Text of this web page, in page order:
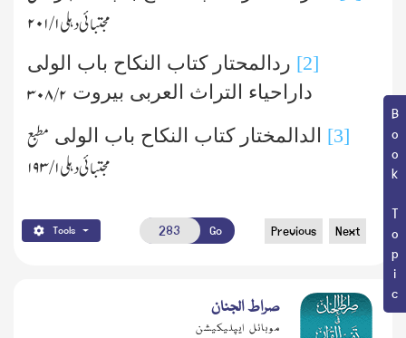
Book Topic
مجتبائی دہلی۱ /۲۰۱
[2] ردالمحتار کتاب النکاح باب الولی
داراحیاء التراث العربی بیروت ۲ /۳۰۸
[3] الدالمختار کتاب النکاح باب الولی مطبع
مجتبائی دہلی۱/ ۱۹۳
Tools Go Previous Next
صراط الجنان
موبائل ایپلیکیشن